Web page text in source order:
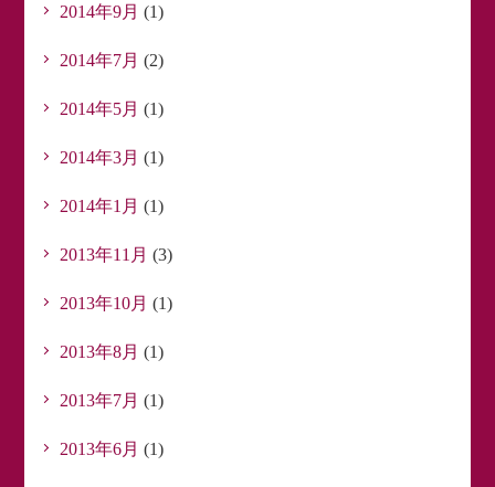
2014年9月 (1)
2014年7月 (2)
2014年5月 (1)
2014年3月 (1)
2014年1月 (1)
2013年11月 (3)
2013年10月 (1)
2013年8月 (1)
2013年7月 (1)
2013年6月 (1)